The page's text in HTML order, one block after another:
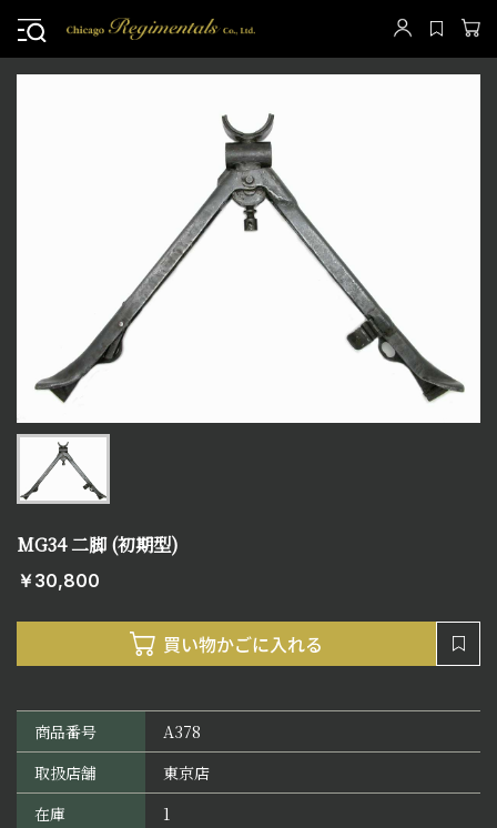
MG34 二脚 (初期型)
￥30,800
商品番号
A378
取扱店舗
東京店
在庫
1